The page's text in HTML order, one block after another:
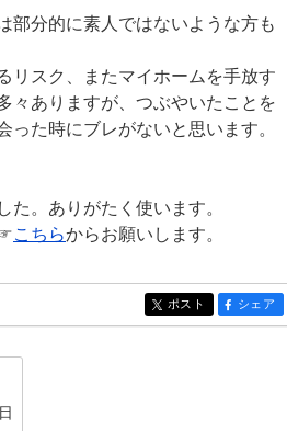
部分的に素人ではないような方も
リスク、またマイホームを手放す
々ありますが、つぶやいたことを
た時にブレがないと思います。
。ありがたく使います。
こちらからお願いします。
entry266
ポスト entry266
シェア